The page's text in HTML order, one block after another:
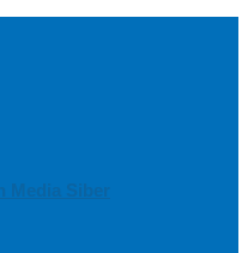
Media Siber